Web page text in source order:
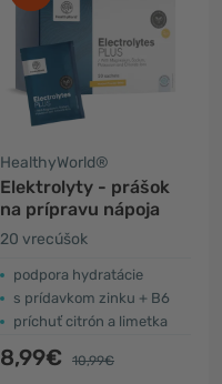
HealthyWorld®
Elektrolyty - prášok
na prípravu nápoja
20 vrecúšok
podpora hydratácie
s prídavkom zinku + B6
príchuť citrón a limetka
8,99€ 10,99€